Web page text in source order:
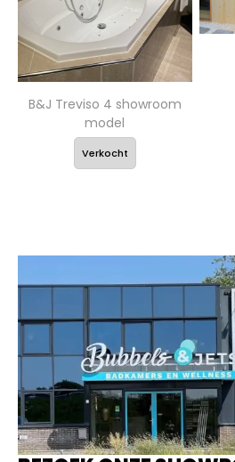
B&J Treviso 4 showroom
model
Verkocht